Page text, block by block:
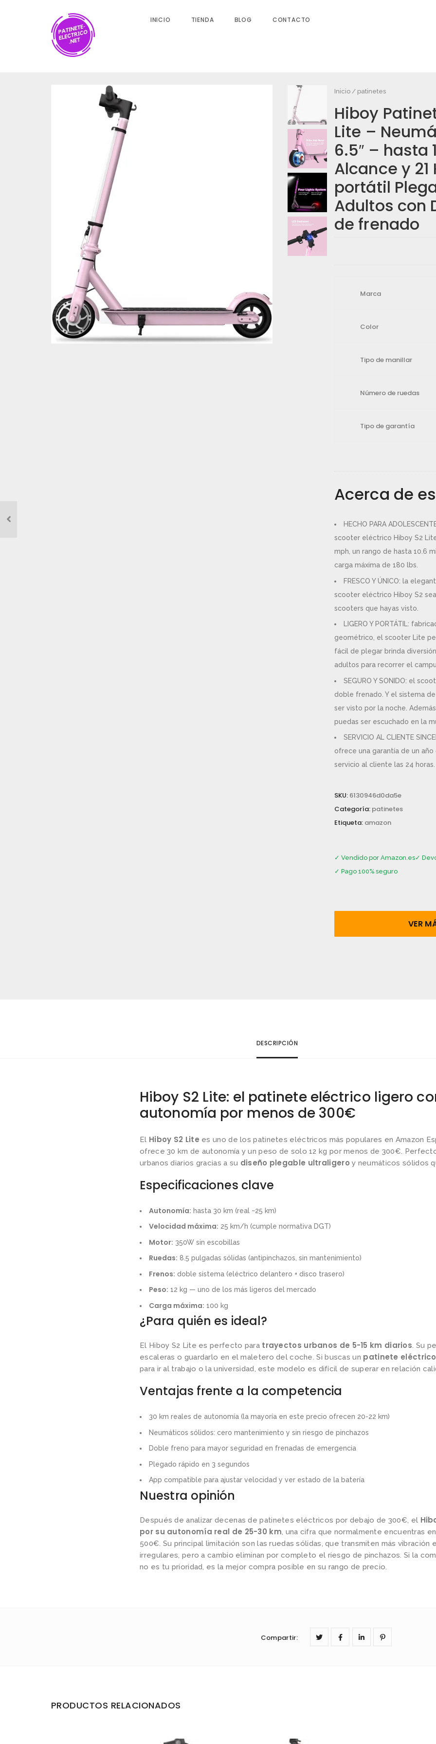
INICIO TIENDA BLOG CONTACTO
Inicio / patinetes
Hiboy
Lite –
6.5″ – hasta
Alcance y
portátil
Adultos con
de frenado
Marca
Color
Tipo de manillar
Número de ruedas
Tipo de garantía
Acerca de
HECHO PARA
scooter eléctrico Hiboy S2
mph, un rango de hasta 10.6
carga máxima de 180 lbs.
FRESCO Y ÚNICO: la
scooter eléctrico Hiboy S2
scooters que hayas visto.
LIGERO Y PORTÁTIL:
geométrico, el scooter Lite
fácil de plegar brinda
adultos para recorrer el
SEGURO Y SONIDO: el
doble frenado. Y el sistema
ser visto por la noche.
puedas ser escuchado en la
SERVICIO AL CLIENTE
ofrece una garantía de un
servicio al cliente las 24 horas.
SKU: 6130946d0da5e
Categoría: patinetes
Etiqueta: amazon
✓ Vendido por Amazon.es✓
✓ Pago 100% seguro
VER
DESCRIPCIÓN
Hiboy S2 Lite: el patinete eléctrico ligero
autonomía por menos de 300€
El Hiboy S2 Lite es uno de los patinetes eléctricos más populares en Amazon
ofrece 30 km de autonomía y un peso de solo 12 kg por menos de 300€.
urbanos diarios gracias a su diseño plegable ultraligero y neumáticos sólidos
Especificaciones clave
Autonomía: hasta 30 km (real ~25 km)
Velocidad máxima: 25 km/h (cumple normativa DGT)
Motor: 350W sin escobillas
Ruedas: 8.5 pulgadas sólidas (antipinchazos, sin mantenimiento)
Frenos: doble sistema (eléctrico delantero + disco trasero)
Peso: 12 kg — uno de los más ligeros del mercado
Carga máxima: 100 kg
¿Para quién es ideal?
El Hiboy S2 Lite es perfecto para trayectos urbanos de 5-15 km diarios. Su
escaleras o guardarlo en el maletero del coche. Si buscas un patinete
para ir al trabajo o la universidad, este modelo es difícil de superar en relación
Ventajas frente a la competencia
30 km reales de autonomía (la mayoría en este precio ofrecen 20-22 km)
Neumáticos sólidos: cero mantenimiento y sin riesgo de pinchazos
Doble freno para mayor seguridad en frenadas de emergencia
Plegado rápido en 3 segundos
App compatible para ajustar velocidad y ver estado de la batería
Nuestra opinión
Después de analizar decenas de patinetes eléctricos por debajo de 300€, el
por su autonomía real de 25-30 km , una cifra que normalmente encuentras
500€. Su principal limitación son las ruedas sólidas, que transmiten más vibración
irregulares, pero a cambio eliminan por completo el riesgo de pinchazos. Si la
no es tu prioridad, es la mejor compra posible en su rango de precio.
Valoraciones
SÉ EL PRIMERO EN VALORAR “HIBOY PATINETE ELÉCTRICO S2 LITE – NEUMÁTICOS
SÓLIDOS DE 6.5″ – HASTA 16 KM DE LARGO ALCANCE Y 21 KM/H SCOOTER PORTÁTIL
PLEGABLE PARA ADULTOS CON DOBLE SISTEMA DE FRENADO”
Tu dirección de correo electrónico no será publicada.
Los campos obligatorios están marcados
Guarda mi nombre, correo electrónico y web en este navegador para la próxima vez que comente.
Tu puntuación*
Compartir:
PRODUCTOS RELACIONADOS